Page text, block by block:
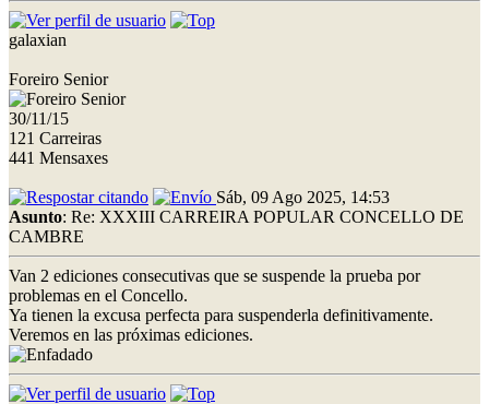
galaxian
Foreiro Senior
30/11/15
121 Carreiras
441 Mensaxes
Sáb, 09 Ago 2025, 14:53
Asunto: Re: XXXIII CARREIRA POPULAR CONCELLO DE
CAMBRE
Van 2 ediciones consecutivas que se suspende la prueba por
problemas en el Concello.
Ya tienen la excusa perfecta para suspenderla definitivamente.
Veremos en las próximas ediciones.